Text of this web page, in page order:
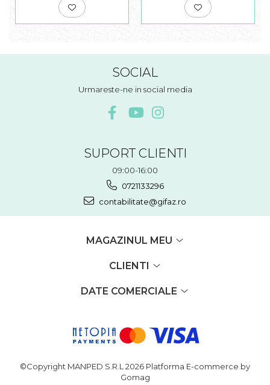
SOCIAL
Urmareste-ne in social media
SUPORT CLIENTI
09:00-16:00
0721133296
contabilitate@gifaz.ro
MAGAZINUL MEU
CLIENTI
DATE COMERCIALE
©Copyright MANPED S.R.L 2026 Platforma E-commerce by
Gomag